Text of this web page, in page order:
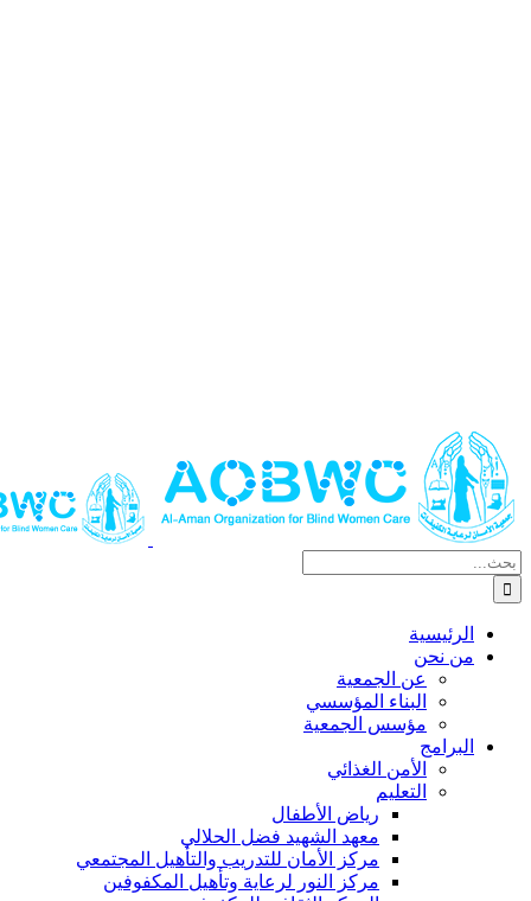
البحث
عن:
الرئيسية
من نحن
عن الجمعية
البناء المؤسسي
مؤسس الجمعية
البرامج
الأمن الغذائي
التعليم
رياض الأطفال
معهد الشهيد فضل الحلالي
مركز الأمان للتدريب والتأهيل المجتمعي
مركز النور لرعاية وتأهيل المكفوفين